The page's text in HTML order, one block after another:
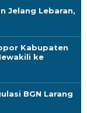
Jelang Lebaran,
Kabupaten
ke
BGN Larang